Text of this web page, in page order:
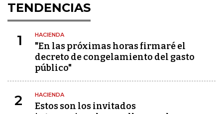
TENDENCIAS
1 HACIENDA
"En las próximas horas firmaré el
decreto de congelamiento del gasto
público"
2 HACIENDA
Estos son los invitados